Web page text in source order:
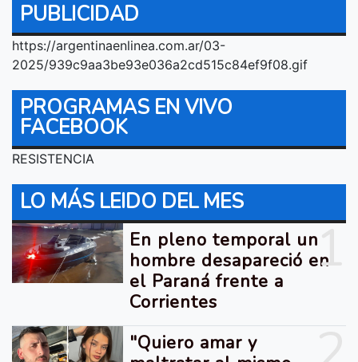
PUBLICIDAD
https://argentinaenlinea.com.ar/03-
2025/939c9aa3be93e036a2cd515c84ef9f08.gif
PROGRAMAS EN VIVO
FACEBOOK
RESISTENCIA
LO MÁS LEIDO DEL MES
1
En pleno temporal un
hombre desapareció en
el Paraná frente a
Corrientes
"Quiero amar y